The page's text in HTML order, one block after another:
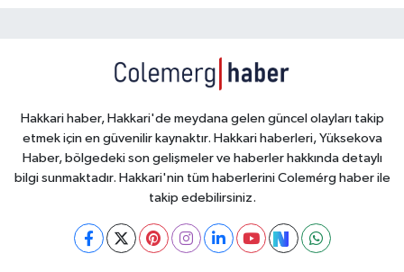
Hakkari haber, Hakkari'de meydana gelen güncel olayları takip
etmek için en güvenilir kaynaktır. Hakkari haberleri, Yüksekova
Haber, bölgedeki son gelişmeler ve haberler hakkında detaylı
bilgi sunmaktadır. Hakkari'nin tüm haberlerini Colemérg haber ile
takip edebilirsiniz.